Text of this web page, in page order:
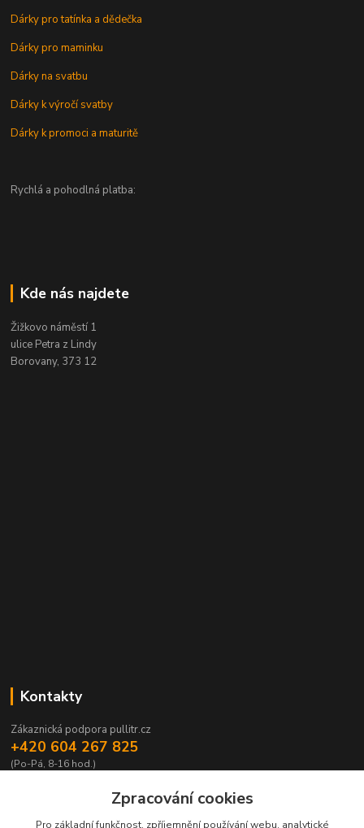
Dárky pro tatínka a dědečka
Dárky pro maminku
Dárky na svatbu
Dárky k výročí svatby
Dárky k promoci a maturitě
Rychlá a pohodlná platba:
Kde nás najdete
Žižkovo náměstí 1
ulice Petra z Lindy
Borovany, 373 12
Kontakty
Zákaznická podpora pullitr.cz
+420 604 267 825
(Po-Pá, 8-16 hod.)
Zpracování cookies
Pro základní funkčnost, zpříjemnění používání webu, analytické